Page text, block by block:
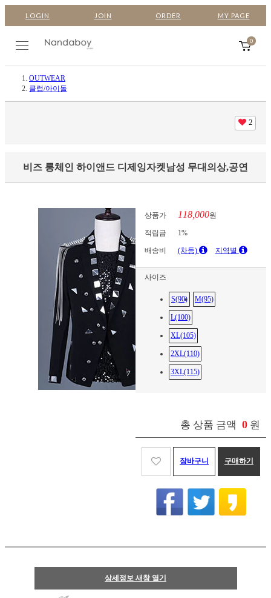
LOGIN JOIN ORDER MY PAGE
0
OUTWEAR
클럽/아이돌
2
비즈 롱체인 하이앤드 디제잉자켓남성 무대의상,공연
상품가 118,000원
적립금 1%
배송비 (차등) 지역별
사이즈
S(90) M(95)
L(100)
XL(105)
2XL(110)
3XL(115)
총 상품 금액 0 원
장바구니 구매하기
상세정보 새창 열기